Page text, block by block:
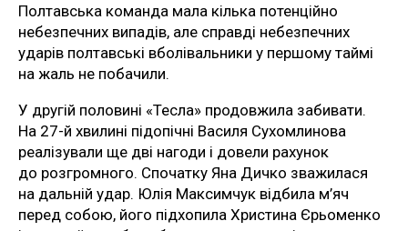
Полтавська команда мала кілька потенційно
небезпечних випадів, але справді небезпечних
ударів полтавські вболівальники у першому таймі
на жаль не побачили.
У другій половині «Тесла» продовжила забивати.
На 27-й хвилині підопічні Василя Сухомлинова
реалізували ще дві нагоди і довели рахунок
до розгромного. Спочатку Яна Дичко зважилася
на дальній удар. Юлія Максимчук відбила м’яч
перед собою, його підхопила Христина Єрьоменко